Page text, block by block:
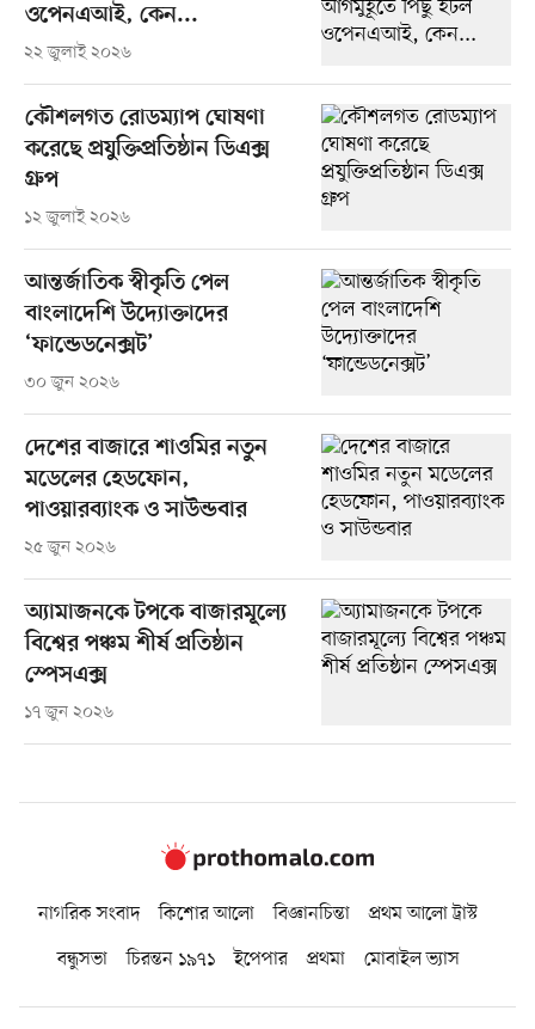
ওপেনএআই, কেন...
২২ জুলাই ২০২৬
কৌশলগত রোডম্যাপ ঘোষণা
করেছে প্রযুক্তিপ্রতিষ্ঠান ডিএক্স
গ্রুপ
১২ জুলাই ২০২৬
আন্তর্জাতিক স্বীকৃতি পেল
বাংলাদেশি উদ্যোক্তাদের
‘ফান্ডেডনেক্সট’
৩০ জুন ২০২৬
দেশের বাজারে শাওমির নতুন
মডেলের হেডফোন,
পাওয়ারব্যাংক ও সাউন্ডবার
২৫ জুন ২০২৬
অ্যামাজনকে টপকে বাজারমূল্যে
বিশ্বের পঞ্চম শীর্ষ প্রতিষ্ঠান
স্পেসএক্স
১৭ জুন ২০২৬
নাগরিক সংবাদ কিশোর আলো বিজ্ঞানচিন্তা
প্রথম আলো ট্রাস্ট
বন্ধুসভা
চিরন্তন ১৯৭১ ইপেপার প্রথমা মোবাইল ভ্যাস